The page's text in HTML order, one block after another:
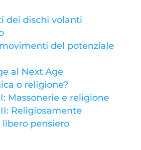
dei dischi volanti
del potenziale
al Next Age
o religione?
Massonerie e religione
Religiosamente
pensiero